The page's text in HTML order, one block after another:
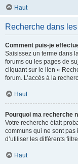
Haut
Recherche dans
Comment puis-je
Saisissez un terme dans
forums ou les pages de
cliquant sur le lien «
forum. L’accès à la
Haut
Pourquoi ma recherche
Votre recherche était
communs qui ne sont pas
d’utiliser les différents
Haut